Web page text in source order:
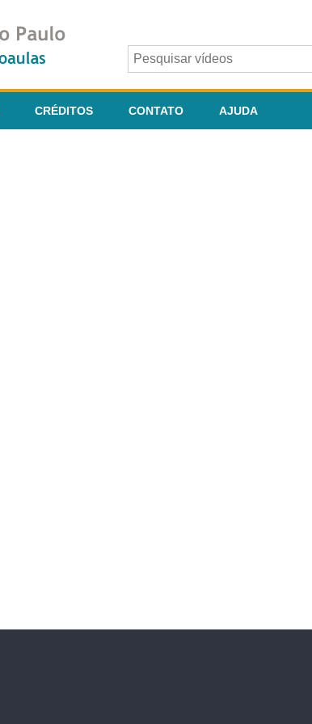
CRÉDITOS CONTATO AJUDA